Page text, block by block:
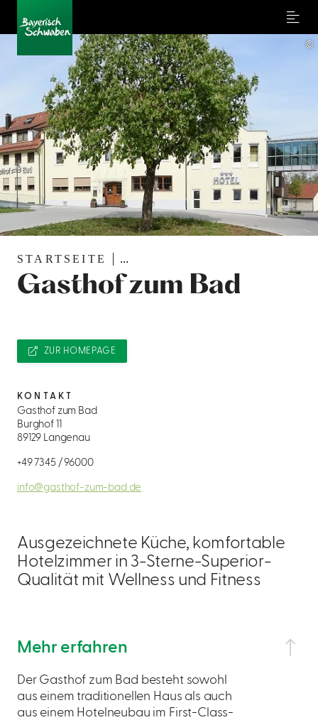
Menu
STARTSEITE ...
Gasthof zum Bad
©
Ausgezeichnete Küche, komfortable
Hotelzimmer in 3-Sterne-Superior-
Qualität mit Wellness und Fitness
Mehr erfahren
Der Gasthof zum Bad besteht sowohl
aus einem traditionellen Haus als auch
aus einem Hotelneubau im First-Class-
ZUR HOMEPAGE
KONTAKT
Gasthof zum Bad
Burghof 11
89129 Langenau
+49 7345 / 96000
info@gasthof-zum-bad.de